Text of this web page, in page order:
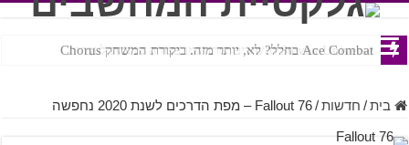
Ace Combat בחלל? לא, יותר מזה. ביקורת המשחק Chorus
Steven Universe והשירים שתורגמו בצורה נוראית לעברית
בית / חדשות / Fallout 76 – מפת הדרכים לשנת 2020 נחפשה